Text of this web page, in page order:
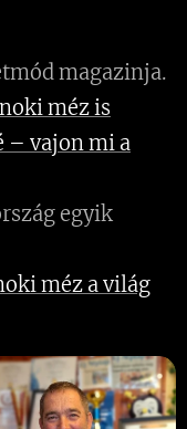
magazinja.
méz is
– vajon mi a
egyik
méz a világ